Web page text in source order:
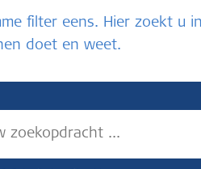
filter eens. Hier zoekt u
doet en weet.